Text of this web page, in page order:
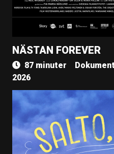
NÄSTAN FOREVER
87 minuter
2026